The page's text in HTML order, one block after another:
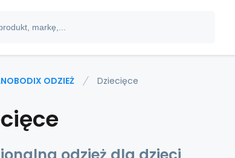
ODZIEŻ Dziecięce